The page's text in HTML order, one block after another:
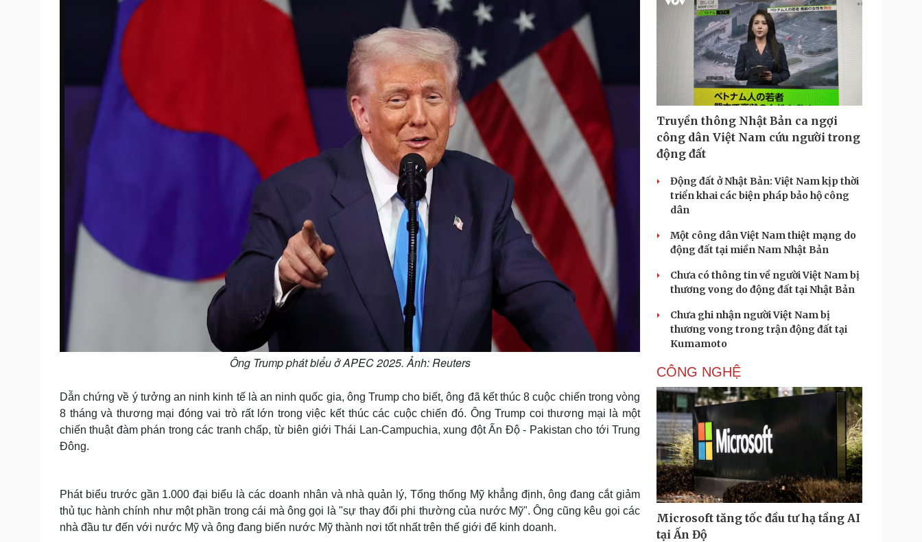
Ông Trump phát biểu ở APEC 2025. Ảnh: Reuters
Dẫn chứng về ý tưởng an ninh kinh tế là an ninh quốc gia, ông Trump cho biết, ông đã kết thúc 8 cuộc chiến trong vòng
8 tháng và thương mại đóng vai trò rất lớn trong việc kết thúc các cuộc chiến đó. Ông Trump coi thương mại là một
chiến thuật đàm phán trong các tranh chấp, từ biên giới Thái Lan-Campuchia, xung đột Ấn Độ - Pakistan cho tới Trung
Đông.
Phát biểu trước gần 1.000 đại biểu là các doanh nhân và nhà quản lý, Tổng thống Mỹ khẳng định, ông đang cắt giảm
thủ tục hành chính như một phần trong cái mà ông gọi là "sự thay đổi phi thường của nước Mỹ". Ông cũng kêu gọi các
nhà đầu tư đến với nước Mỹ và ông đang biến nước Mỹ thành nơi tốt nhất trên thế giới để kinh doanh.
Truyền thông Nhật Bản ca ngợi
công dân Việt Nam cứu người trong
động đất
Động đất ở Nhật Bản: Việt Nam kịp thời
triển khai các biện pháp bảo hộ công
dân
Một công dân Việt Nam thiệt mạng do
động đất tại miền Nam Nhật Bản
Chưa có thông tin về người Việt Nam bị
thương vong do động đất tại Nhật Bản
Chưa ghi nhận người Việt Nam bị
thương vong trong trận động đất tại
Kumamoto
CÔNG NGHỆ
Microsoft tăng tốc đầu tư hạ tầng AI
tại Ấn Độ